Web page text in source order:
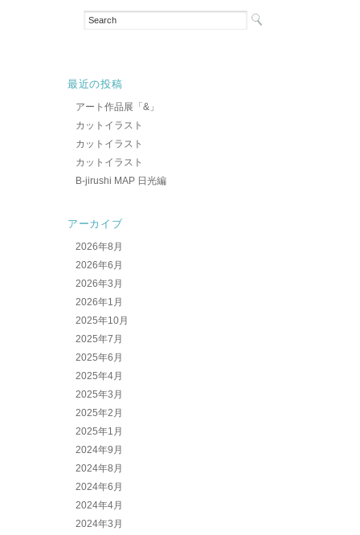
最近の投稿
アート作品展「&」
カットイラスト
カットイラスト
カットイラスト
B-jirushi MAP 日光編
アーカイブ
2026年8月
2026年6月
2026年3月
2026年1月
2025年10月
2025年7月
2025年6月
2025年4月
2025年3月
2025年2月
2025年1月
2024年9月
2024年8月
2024年6月
2024年4月
2024年3月